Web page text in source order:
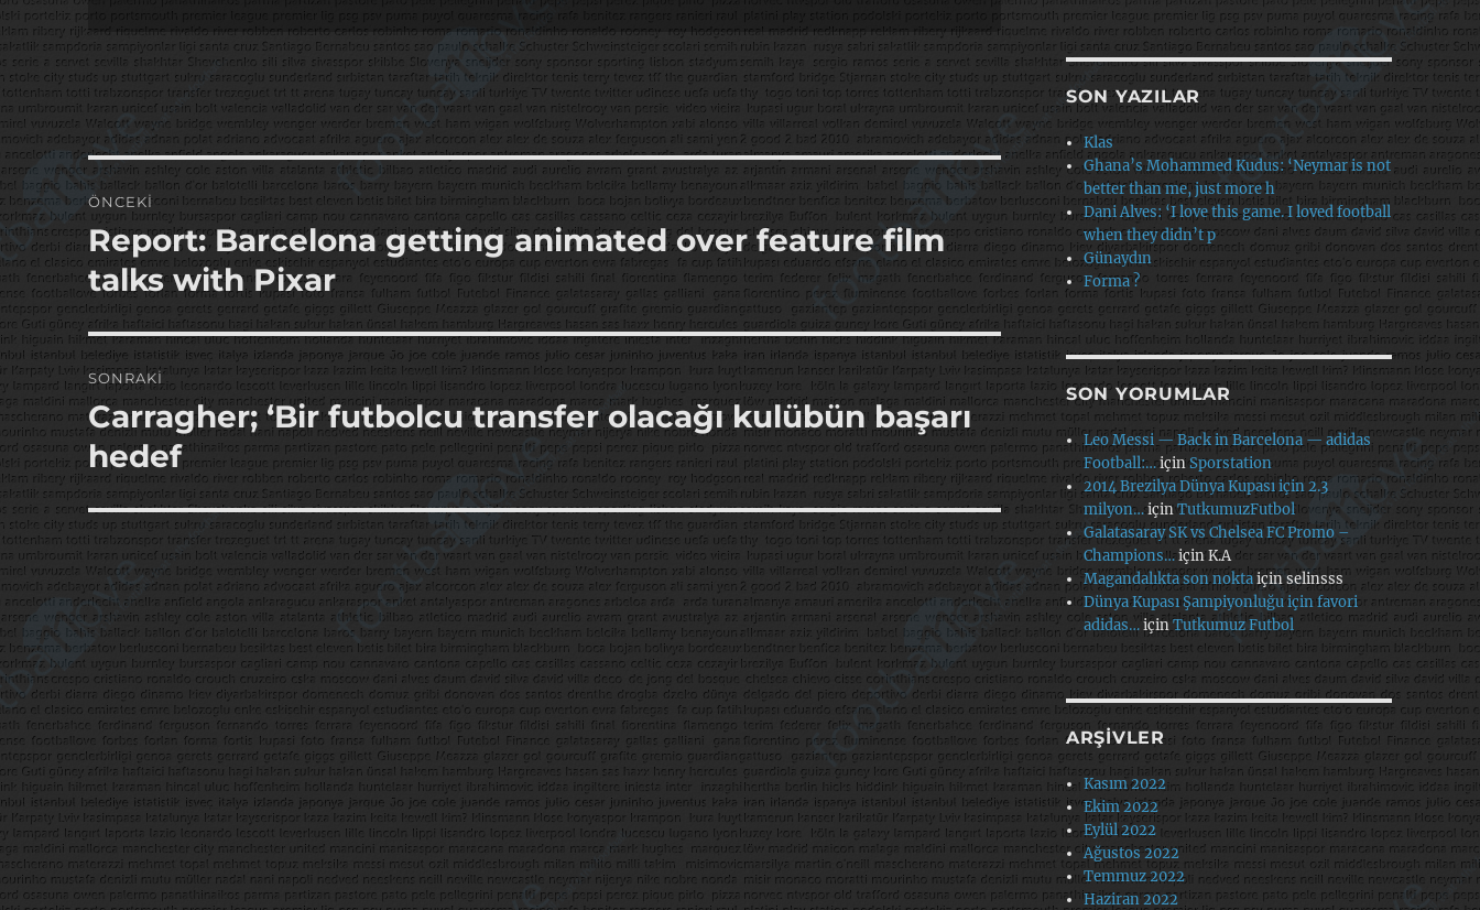
Yazı
gezinmesi
ÖNCEKI
Önceki
yazı:
Report: Barcelona getting animated over feature film
talks with Pixar
SONRAKI
Sonraki
yazı:
Carragher; ‘Bir futbolcu transfer olacağı kulübün başarı
hedef
SON YAZILAR
Klas
Ghana’s Mohammed Kudus: ‘Neymar is not
better than me, just more h
Dani Alves: ‘I love this game. I loved football
when they didn’t p
Günaydın
Forma ?
SON YORUMLAR
Leo Messi — Back in Barcelona — adidas
Football:…içinSporstation
2014 Brezilya Dünya Kupası için 2.3
milyon…içinTutkumuzFutbol
Galatasaray SK vs Chelsea FC Promo –
Champions…içinK.A
Magandalıkta son noktaiçinselinsss
Dünya Kupası Şampiyonluğu için favori
adidas…içinTutkumuz Futbol
ARŞIVLER
Kasım 2022
Ekim 2022
Eylül 2022
Ağustos 2022
Temmuz 2022
Haziran 2022